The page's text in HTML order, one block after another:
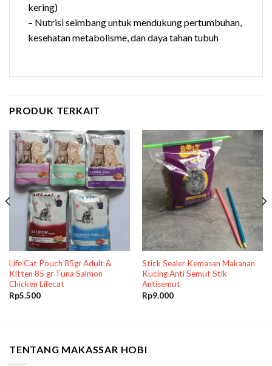
kering)
– Nutrisi seimbang untuk mendukung pertumbuhan,
kesehatan metabolisme, dan daya tahan tubuh
PRODUK TERKAIT
Life Cat Pouch 85gr Adult &
Kitten 85 gr Tuna Salmon
Chicken Lifecat
Rp5.500
Stick Sealer Kemasan Makanan
Kucing Anti Semut Stik
Antisemut
Rp9.000
TENTANG MAKASSAR HOBI